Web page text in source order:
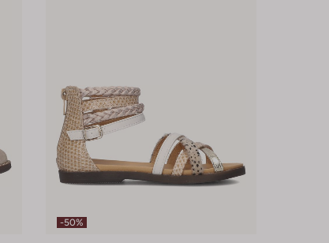
-50%